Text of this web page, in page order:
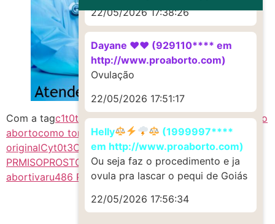
Com a tagc1t0teccitoteccitotec comprarcitotequecomo
abortocomo tomar cytoteccomprar citoque
originalCyt0t3C cytotec comprar agoracytotec
PRMISOPROSTOL CYTOTEC PR Misoprostol PRpílula
abortivaru486 PR
22/05/2026 17:38:26
Dayane ♥️♥️ (929110**** em
http://www.proaborto.com)
Ovulação
22/05/2026 17:51:17
Helly
(1999997****
em http://www.proaborto.com)
Ou seja faz o procedimento e ja
ovula pra lascar o pequi de Goiás
22/05/2026 17:56:34